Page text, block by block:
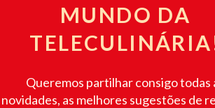
MUNDO DA
Queremos partilhar consigo todas
novidades, as melhores sugestões de